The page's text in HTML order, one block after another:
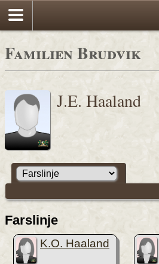
Familien Brudvik
J.E. Haaland
Farslinje
K.O. Haaland